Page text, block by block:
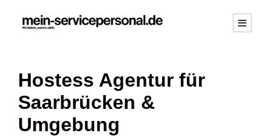
Hostess Agentur für
Saarbrücken &
Umgebung